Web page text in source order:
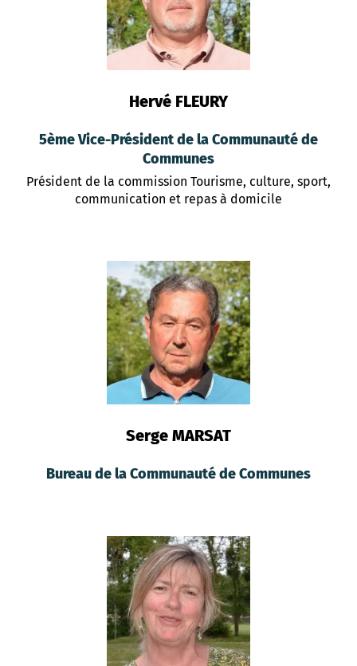
Hervé FLEURY
5ème Vice-Président de la Communauté de
Communes
Président de la commission Tourisme, culture, sport,
communication et repas à domicile
Serge MARSAT
Bureau de la Communauté de Communes